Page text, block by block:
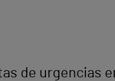
de urgencias